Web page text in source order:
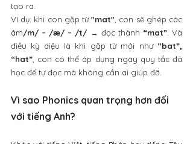
tạo ra.
Ví dụ: khi con gặp từ "mat" , con sẽ ghép các
âm/m/ – /æ/ – /t/ → đọc thành “mat”. Và
điều kỳ diệu là khi gặp từ mới như “bat”,
“hat” , con có thể áp dụng ngay quy tắc đã
học để tự đọc mà không cần ai giúp đỡ.
Vì sao Phonics quan trọng hơn đối
với tiếng Anh?